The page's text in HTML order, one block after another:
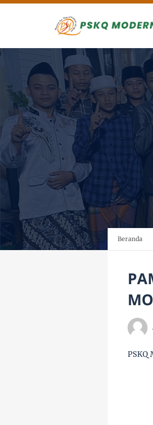
DATANG DI PESANTREN SENI RUPA &
Beranda
PSKQ